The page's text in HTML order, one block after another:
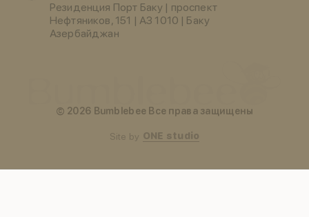
Резиденция Порт Баку | проспект
Нефтяников, 151 | АЗ 1010 | Баку
Азербайджан
© 2026 Bumblebee Все права защищены
Site by ONE studio